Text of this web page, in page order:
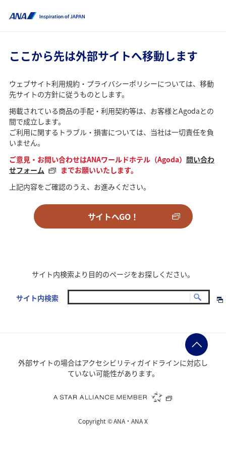
ここから先は外部サイトへ移動します
ウェブサイト利用規約・プライバシーポリシーについては、移動
先サイトの方針に従うものとします。
掲載されている商品の手配・利用契約等は、お客様とAgodaとの
間で成立します。
ご利用に関するトラブル・損害については、当社は一切責任を負
いません。
ご意見・お問い合わせはANAワールドホテル（Agoda） 問い合わ
せフォーム
までお願いいたします。
上記内容をご確認のうえ、お進みください。
サイトへGO！
サイト内検索より目的のページをお探しください。
サイト内検索
外部サイトの場合はアクセシビリティガイドラインに対応し
ていない可能性があります。
Copyright ©ANA・ANA X